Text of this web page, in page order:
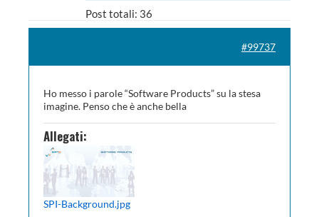
Post totali: 36
#99737
Ho messo i parole “Software Products” su la stesa
imagine. Penso che è anche bella
Allegati:
SPI-Background.jpg